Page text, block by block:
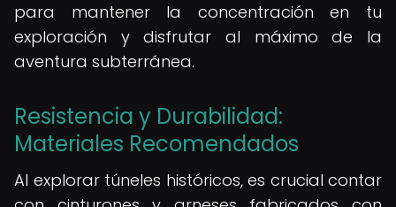
para mantener la concentración en tu
exploración y disfrutar al máximo de la
aventura subterránea.
Resistencia y Durabilidad:
Materiales Recomendados
Al explorar túneles históricos, es crucial contar